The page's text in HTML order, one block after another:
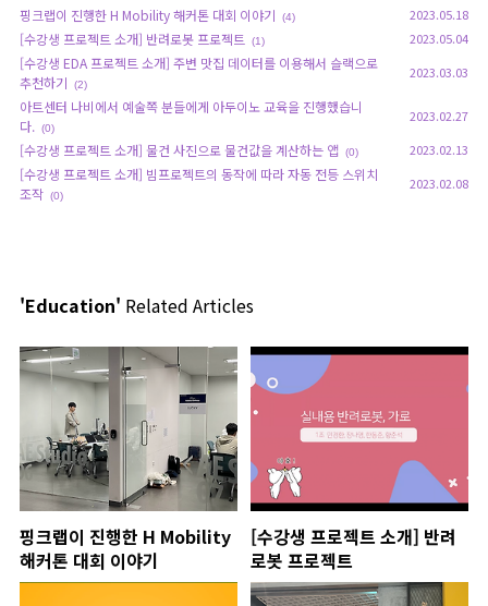
핑크랩이 진행한 H Mobility 해커톤 대회 이야기 (4) 2023.05.18
[수강생 프로젝트 소개] 반려로봇 프로젝트 (1) 2023.05.04
[수강생 EDA 프로젝트 소개] 주변 맛집 데이터를 이용해서 슬랙으로
추천하기
(2)
2023.03.03
아트센터 나비에서 예술쪽 분들에게 아두이노 교육을 진행했습니
다. (0)
2023.02.27
[수강생 프로젝트 소개] 물건 사진으로 물건값을 계산하는 앱 (0) 2023.02.13
[수강생 프로젝트 소개] 빔프로젝트의 동작에 따라 자동 전등 스위치
조작 (0)
2023.02.08
'Education' Related Articles
핑크랩이 진행한 H Mobility
해커톤 대회 이야기
[수강생 프로젝트 소개] 반려
로봇 프로젝트